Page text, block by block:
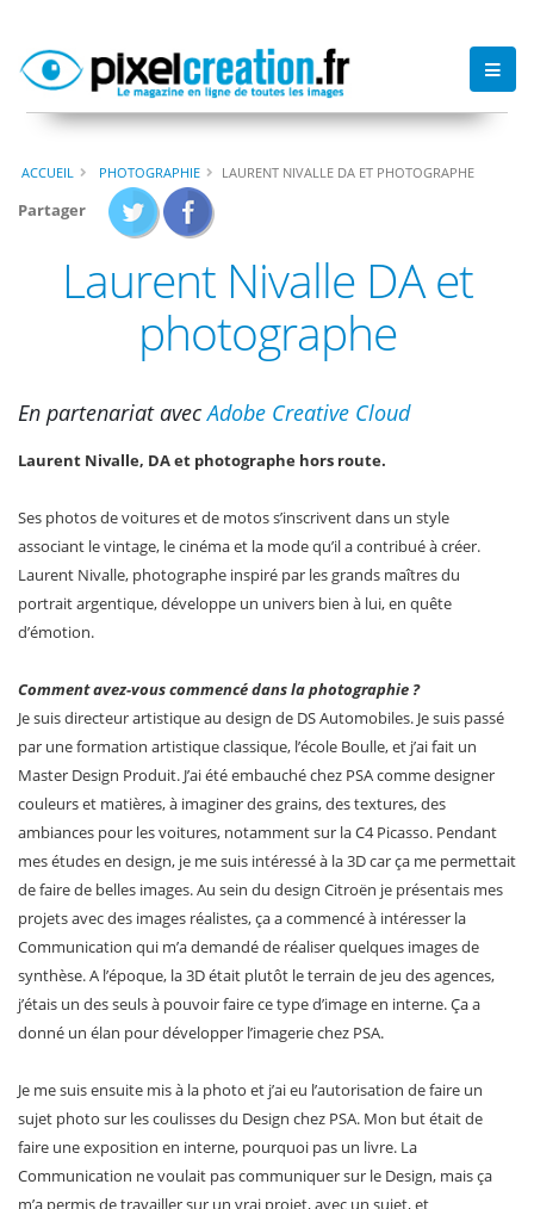
ACCUEIL PHOTOGRAPHIE LAURENT NIVALLE DA ET PHOTOGRAPHE
Partager
Laurent Nivalle DA et
photographe
En partenariat avecAdobe Creative Cloud
Laurent Nivalle, DA et photographe hors route.
Ses photos de voitures et de motos s’inscrivent dans un style
associant le vintage, le cinéma et la mode qu’il a contribué à créer.
Laurent Nivalle, photographe inspiré par les grands maîtres du
portrait argentique, développe un univers bien à lui, en quête
d’émotion.
Comment avez-vous commencé dans la photographie ?
Je suis directeur artistique au design de DS Automobiles. Je suis passé
par une formation artistique classique, l’école Boulle, et j’ai fait un
Master Design Produit. J’ai été embauché chez PSA comme designer
couleurs et matières, à imaginer des grains, des textures, des
ambiances pour les voitures, notamment sur la C4 Picasso. Pendant
mes études en design, je me suis intéressé à la 3D car ça me permettait
de faire de belles images. Au sein du design Citroën je présentais mes
projets avec des images réalistes, ça a commencé à intéresser la
Communication qui m’a demandé de réaliser quelques images de
synthèse. A l’époque, la 3D était plutôt le terrain de jeu des agences,
j’étais un des seuls à pouvoir faire ce type d’image en interne. Ça a
donné un élan pour développer l’imagerie chez PSA.
Je me suis ensuite mis à la photo et j’ai eu l’autorisation de faire un
sujet photo sur les coulisses du Design chez PSA. Mon but était de
faire une exposition en interne, pourquoi pas un livre. La
Communication ne voulait pas communiquer sur le Design, mais ça
m’a permis de travailler sur un vrai projet, avec un sujet, et